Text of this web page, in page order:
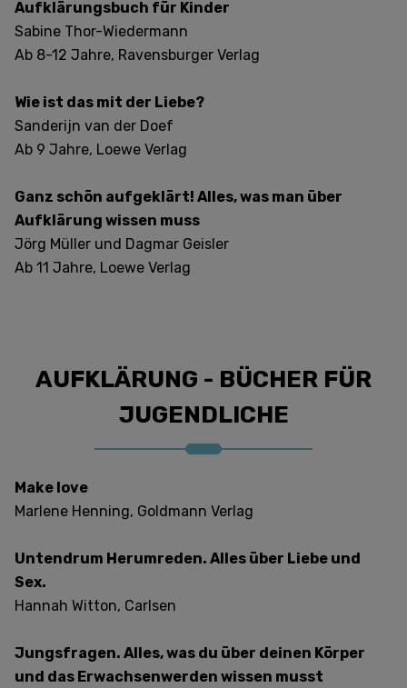
Aufklärungsbuch für Kinder
Sabine Thor-Wiedermann
Ab 8-12 Jahre, Ravensburger Verlag
Wie ist das mit der Liebe?
Sanderijn van der Doef
Ab 9 Jahre, Loewe Verlag
Ganz schön aufgeklärt! Alles, was man über
Aufklärung wissen muss
Jörg Müller und Dagmar Geisler
Ab 11 Jahre, Loewe Verlag
AUFKLÄRUNG - BÜCHER FÜR
JUGENDLICHE
Make love
Marlene Henning, Goldmann Verlag
Untendrum Herumreden. Alles über Liebe und
Sex.
Hannah Witton, Carlsen
Jungsfragen. Alles, was du über deinen Körper
und das Erwachsenwerden wissen musst